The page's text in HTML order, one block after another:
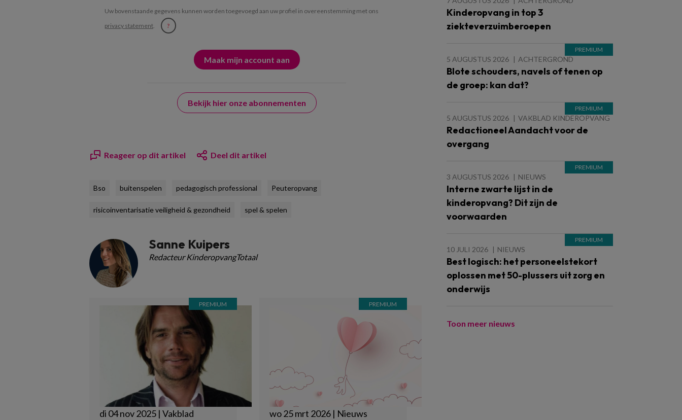
Uw bovenstaande gegevens kunnen worden toegevoegd aan uw profiel in overeenstemming met ons
privacy statement. ?
Bekijk hier onze abonnementen
Reageer op dit artikel Deel dit artikel
Bso buitenspelen pedagogisch professional Peuteropvang
risicoinventarisatie veiligheid & gezondheid spel & spelen
Sanne Kuipers
Redacteur KinderopvangTotaal
di 04 nov 2025 | Vakblad
wo 25 mrt 2026 | Nieuws
Kinderopvang in top 3
ziekteverzuimberoepen
5 AUGUSTUS 2026 ACHTERGROND
Blote schouders, navels of tenen op
de groep: kan dat?
5 AUGUSTUS 2026 VAKBLAD KINDEROPVANG
Redactioneel Aandacht voor de
overgang
3 AUGUSTUS 2026 NIEUWS
Interne zwarte lijst in de
kinderopvang? Dit zijn de
voorwaarden
10 JULI 2026 NIEUWS
Best logisch: het personeelstekort
oplossen met 50-plussers uit zorg en
onderwijs
Toon meer nieuws